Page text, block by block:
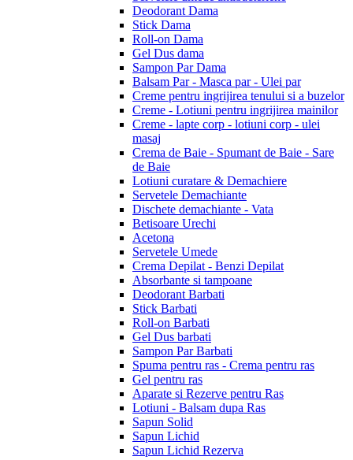
Deodorant Dama
Stick Dama
Roll-on Dama
Gel Dus dama
Sampon Par Dama
Balsam Par - Masca par - Ulei par
Creme pentru ingrijirea tenului si a buzelor
Creme - Lotiuni pentru ingrijirea mainilor
Creme - lapte corp - lotiuni corp - ulei
masaj
Crema de Baie - Spumant de Baie - Sare
de Baie
Lotiuni curatare & Demachiere
Servetele Demachiante
Dischete demachiante - Vata
Betisoare Urechi
Acetona
Servetele Umede
Crema Depilat - Benzi Depilat
Absorbante si tampoane
Deodorant Barbati
Stick Barbati
Roll-on Barbati
Gel Dus barbati
Sampon Par Barbati
Spuma pentru ras - Crema pentru ras
Gel pentru ras
Aparate si Rezerve pentru Ras
Lotiuni - Balsam dupa Ras
Sapun Solid
Sapun Lichid
Sapun Lichid Rezerva